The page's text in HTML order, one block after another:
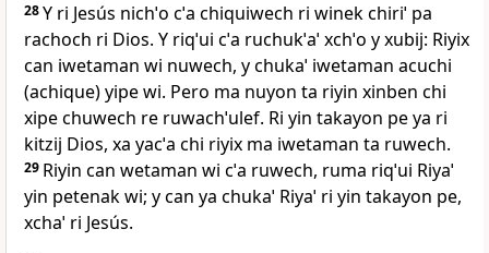
28Y ri Jesús nichˈo cˈa chiquiwech ri winek chiriˈ pa
rachoch ri Dios. Y riqˈui cˈa ruchukˈaˈ xchˈo y xubij: Riyix
can iwetaman wi nuwech, y chukaˈ iwetaman acuchi
(achique) yipe wi. Pero ma nuyon ta riyin xinben chi
xipe chuwech re ruwachˈulef. Ri yin takayon pe ya ri
kitzij Dios, xa yacˈa chi riyix ma iwetaman ta ruwech.
29 Riyin can wetaman wi cˈa ruwech, ruma riqˈui Riyaˈ
yin petenak wi; y can ya chukaˈ Riyaˈ ri yin takayon pe,
xchaˈ ri Jesús.